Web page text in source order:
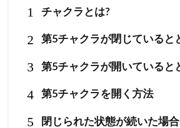
1 チャクラとは?
2 第5チャクラが閉じていると
3 第5チャクラが開いていると
4 第5チャクラを開く方法
5 閉じられた状態が続いた場合